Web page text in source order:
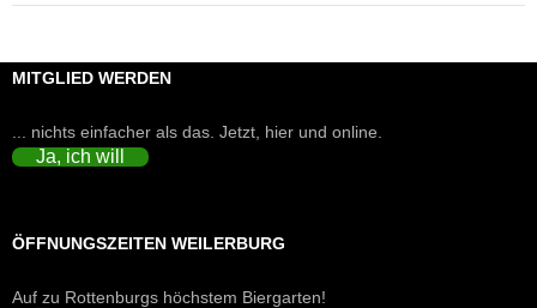
MITGLIED WERDEN
... nichts einfacher als das. Jetzt, hier und online.
Ja, ich will
ÖFFNUNGSZEITEN WEILERBURG
Auf zu Rottenburgs höchstem Biergarten!